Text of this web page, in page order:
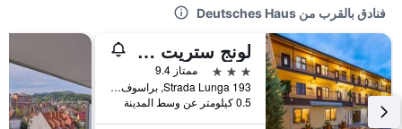
فنادق بالقرب من Deutsches Haus
لونج ستريت هوتل
3 نجوم
ممتاز 9.4
Strada Lunga 193, براسوف, رومانيا
0.5 كيلومتر عن وسط المدينة